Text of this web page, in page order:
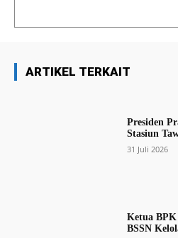
ARTIKEL TERKAIT
Presiden
Stasiun
31 Juli 2026
Ketua
BSSN